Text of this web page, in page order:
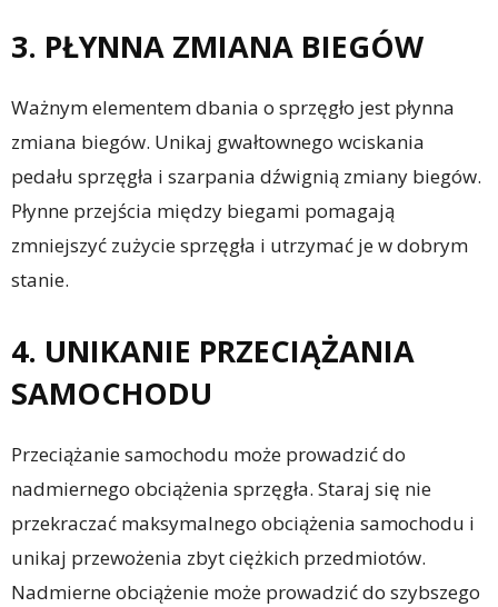
3. PŁYNNA ZMIANA BIEGÓW
Ważnym elementem dbania o sprzęgło jest płynna
zmiana biegów. Unikaj gwałtownego wciskania
pedału sprzęgła i szarpania dźwignią zmiany biegów.
Płynne przejścia między biegami pomagają
zmniejszyć zużycie sprzęgła i utrzymać je w dobrym
stanie.
4. UNIKANIE PRZECIĄŻANIA
SAMOCHODU
Przeciążanie samochodu może prowadzić do
nadmiernego obciążenia sprzęgła. Staraj się nie
przekraczać maksymalnego obciążenia samochodu i
unikaj przewożenia zbyt ciężkich przedmiotów.
Nadmierne obciążenie może prowadzić do szybszego